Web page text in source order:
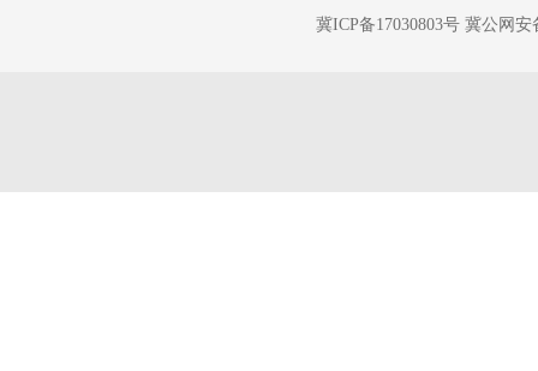
学，用什么
冀ICP备17030803号 冀公网安